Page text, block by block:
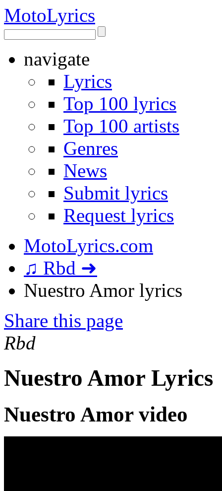
MotoLyrics
navigate
Lyrics
Top 100 lyrics
Top 100 artists
Genres
News
Submit lyrics
Request lyrics
MotoLyrics.com
♫ Rbd ➜
Nuestro Amor lyrics
Share this page
Rbd
Nuestro Amor Lyrics
Nuestro Amor video